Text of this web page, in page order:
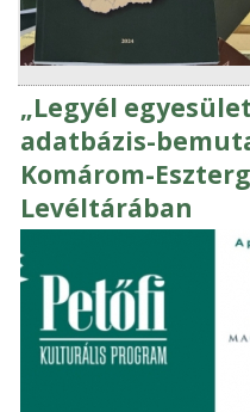
„Legyél
adatbázis-
Komárom-
Levéltárában